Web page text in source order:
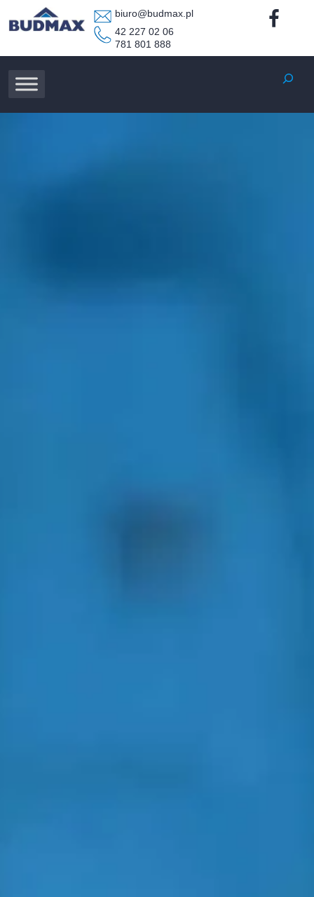
biuro@budmax.pl
42 227 02 06
781 801 888
Szukaj